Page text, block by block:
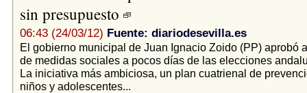
sin presupuesto
06:43 (24/03/12) Fuente: diariodesevilla.es
El gobierno municipal de Juan Ignacio Zoido (PP) aprobó
de medidas sociales a pocos días de las elecciones
La iniciativa más ambiciosa, un plan cuatrienal de
niños y adolescentes...